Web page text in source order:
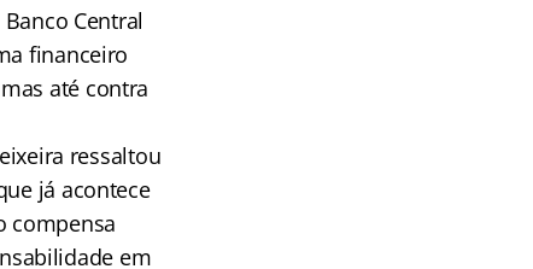
Central
financeiro
até contra
ressaltou
já acontece
compensa
em